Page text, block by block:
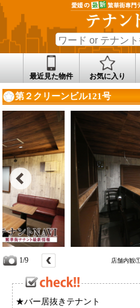
最近見た物件 お気に入り
第２クリーンビル121号
店舗内観
2/9
★バー居抜きテナント